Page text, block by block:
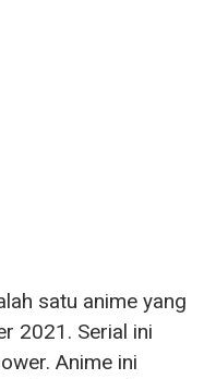
satu anime yang
2021. Serial ini
Anime ini